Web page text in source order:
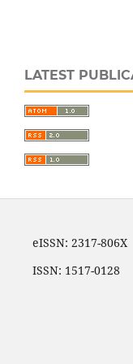
LATEST
eISSN: 2317-806X
ISSN: 1517-0128